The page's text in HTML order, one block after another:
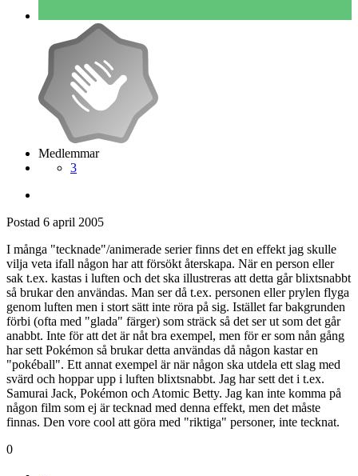
Medlemmar
3
Postad 6 april 2005
I många "tecknade"/animerade serier finns det en effekt jag skulle
vilja veta ifall någon har att försökt återskapa. När en person eller
sak t.ex. kastas i luften och det ska illustreras att detta går blixtsnabbt
så brukar den användas. Man ser då t.ex. personen eller prylen flyga
genom luften men i stort sätt inte röra på sig. Istället far bakgrunden
förbi (ofta med "glada" färger) som sträck så det ser ut som det går
anabbt. Inte för att det är nåt bra exempel, men för er som nån gång
har sett Pokémon så brukar detta användas då någon kastar en
"pokéball". Ett annat exempel är när någon ska utdela ett slag med
svärd och hoppar upp i luften blixtsnabbt. Jag har sett det i t.ex.
Samurai Jack, Pokémon och Atomic Betty. Jag kan inte komma på
någon film som ej är tecknad med denna effekt, men det måste
finnas. Den vore cool att göra med "riktiga" personer, inte tecknat.
0